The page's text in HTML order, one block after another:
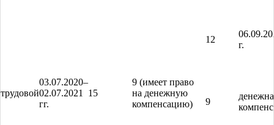
трудовой
03.07.2020–
02.07.2021
гг.
15
9 (имеет право
на денежную
компенсацию)
12
г.
9